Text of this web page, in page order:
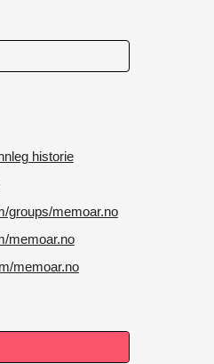
historie
groups/memoar.no
memoar.no
memoar.no